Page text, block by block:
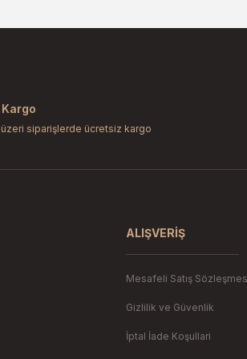
Gönder
siparişlerde ücretsiz kargo
ALIŞVERIŞ
Mesafeli Satış
Gizlilik ve Güvenlik
İptal İade Koşullari